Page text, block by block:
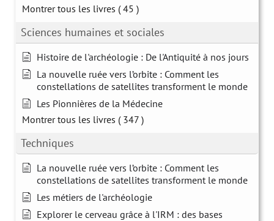
Montrer tous les livres ( 45 )
Sciences humaines et sociales
Histoire de l'archéologie : De l'Antiquité à nos jours
La nouvelle ruée vers l’orbite : Comment les
constellations de satellites transforment le monde
Les Pionnières de la Médecine
Montrer tous les livres ( 347 )
Techniques
La nouvelle ruée vers l’orbite : Comment les
constellations de satellites transforment le monde
Les métiers de l'archéologie
Explorer le cerveau grâce à l'IRM : des bases